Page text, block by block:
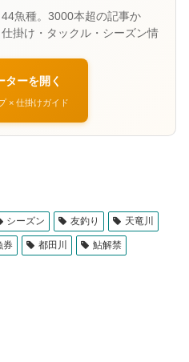
ターを開く
× 仕掛けガイド
シーズン 友釣り 天竜川
券 都田川 鮎解禁